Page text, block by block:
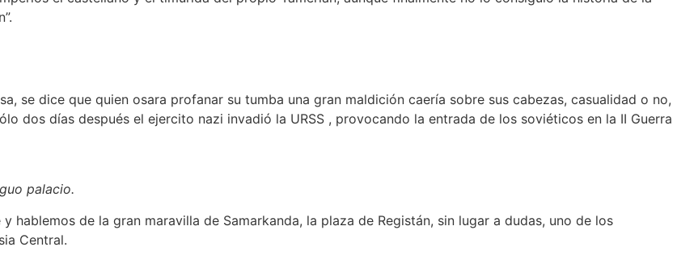
se dice que quien osara profanar su tumba una gran maldición caería sobre sus cabezas, casualidad o no,
dos días después el ejercito nazi invadió la URSS , provocando la entrada de los soviéticos en la II Guerra
palacio.
hablemos de la gran maravilla de Samarkanda, la plaza de Registán, sin lugar a dudas, uno de los
Central.